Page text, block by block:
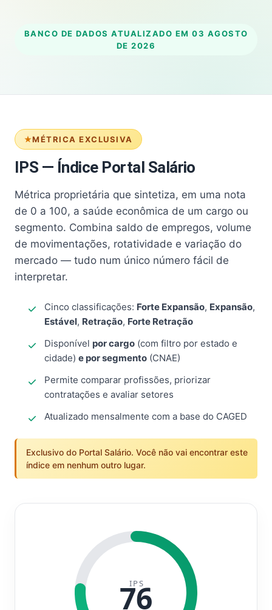
BANCO DE DADOS ATUALIZADO EM 03 AGOSTO
DE 2026
MÉTRICA EXCLUSIVA
IPS — Índice Portal Salário
Métrica proprietária que sintetiza, em uma nota
de 0 a 100, a saúde econômica de um cargo ou
segmento. Combina saldo de empregos, volume
de movimentações, rotatividade e variação do
mercado — tudo num único número fácil de
interpretar.
Cinco classificações: Forte Expansão, Expansão,
Estável, Retração, Forte Retração
Disponível por cargo (com filtro por estado e
cidade) e por segmento (CNAE)
Permite comparar profissões, priorizar
contratações e avaliar setores
Atualizado mensalmente com a base do CAGED
Exclusivo do Portal Salário. Você não vai encontrar este
índice em nenhum outro lugar.
IPS
76